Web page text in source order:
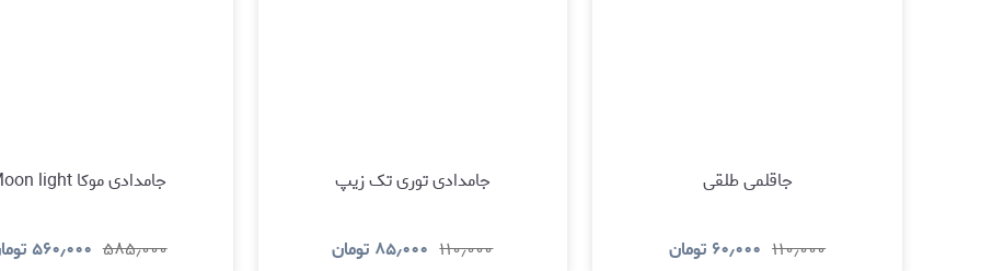
جاقلمی طلقی
۱۱۰٫۰۰۰ ۶۰٫۰۰۰ تومان
جامدادی توری تک زیپ
۱۱۰٫۰۰۰ ۸۵٫۰۰۰ تومان
جامدادی موکا Moon light
۵۸۵٫۰۰۰ ۵۶۰٫۰۰۰